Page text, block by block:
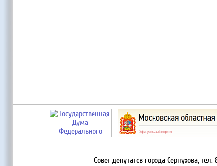
Совет депутатов города Серпухова,